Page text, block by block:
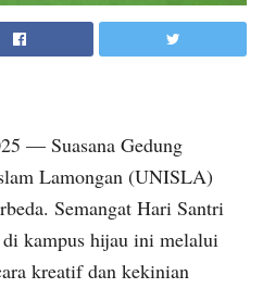
— Suasana Gedung
Lamongan (UNISLA)
Semangat Hari Santri
kampus hijau ini melalui
kreatif dan kekinian